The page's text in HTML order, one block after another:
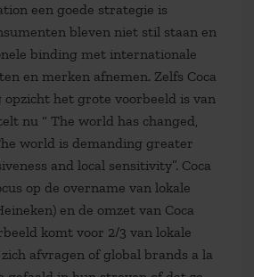
een goede strategie is
bleven niet stil staan en
binding met internationale
en merken afnemen. Zelfs Coca
opzicht het grote voorbeeld is van
nu “ The world has changed,
world is demanding greater
and local sensitivity”. Coca
op de overname van lokale
en de omzet van Coca
komt voor 2/3 van lokale
afvragen of global brands a la